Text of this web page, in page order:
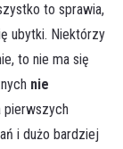
to sprawia,
ubytki. Niektórzy
to nie ma się
nie
pierwszych
i dużo bardziej